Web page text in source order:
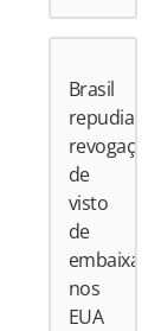
Brasil
repudia
revogação
de
visto
de
nos
EUA